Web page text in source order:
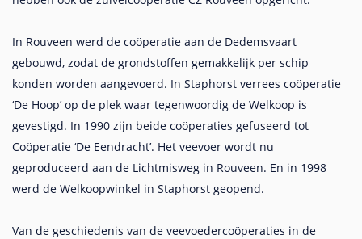
In Rouveen werd de coöperatie aan de Dedemsvaart
gebouwd, zodat de grondstoffen gemakkelijk per schip
konden worden aangevoerd. In Staphorst verrees coöperatie
‘De Hoop’ op de plek waar tegenwoordig de Welkoop is
gevestigd. In 1990 zijn beide coöperaties gefuseerd tot
Coöperatie ‘De Eendracht’. Het veevoer wordt nu
geproduceerd aan de Lichtmisweg in Rouveen. En in 1998
werd de Welkoopwinkel in Staphorst geopend.
Van de geschiedenis van de veevoedercoöperaties in de